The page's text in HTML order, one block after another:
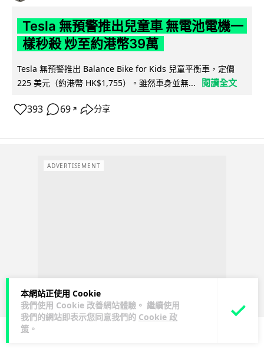
本網站正使用 Cookie
我們使用 Cookie 改善網站體驗。 繼續使用
我們的網站即表示您同意我們的 Cookie 政
策 。
Tesla 無預警推出兒童車 無電池電機一
樣秒殺 炒至約港幣39萬
Tesla 無預警推出 Balance Bike for Kids 兒童平衡車，定價
225 美元（約港幣 HK$1,755）。雖然車身並無...
閱讀全文
393 69 ↗ 分享
ADVERTISEMENT